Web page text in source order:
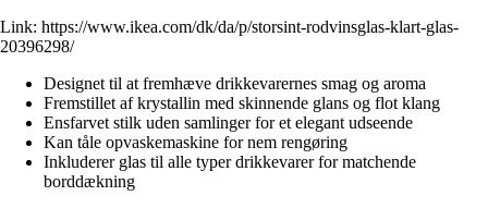
Link: https://www.ikea.com/dk/da/p/storsint-rodvinsglas-klart-glas-
20396298/
Designet til at fremhæve drikkevarernes smag og aroma
Fremstillet af krystallin med skinnende glans og flot klang
Ensfarvet stilk uden samlinger for et elegant udseende
Kan tåle opvaskemaskine for nem rengøring
Inkluderer glas til alle typer drikkevarer for matchende
borddækning